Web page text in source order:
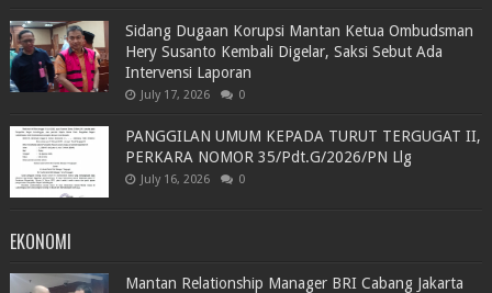
Sidang Dugaan Korupsi Mantan Ketua Ombudsman
Hery Susanto Kembali Digelar, Saksi Sebut Ada
Intervensi Laporan
July 17, 2026 0
PANGGILAN UMUM KEPADA TURUT TERGUGAT II,
PERKARA NOMOR 35/Pdt.G/2026/PN Llg
July 16, 2026 0
EKONOMI
Mantan Relationship Manager BRI Cabang Jakarta